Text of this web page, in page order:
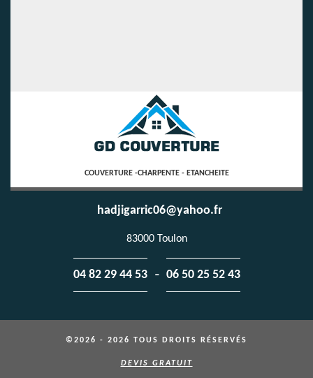
COUVERTURE -CHARPENTE - ETANCHEITE
hadjigarric06@yahoo.fr
83000 Toulon
04 82 29 44 53 - 06 50 25 52 43
©2026 - 2026 TOUS DROITS RÉSERVÉS
DEVIS GRATUIT